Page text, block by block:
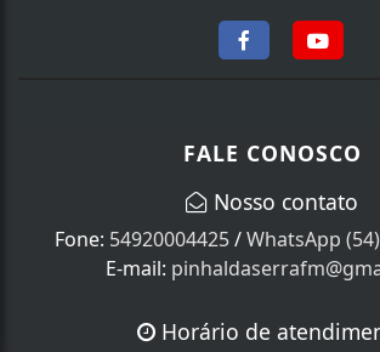
FALE CONOSCO
Nosso contato
Fone: 54920004425/WhatsApp
E-mail:
Horário de